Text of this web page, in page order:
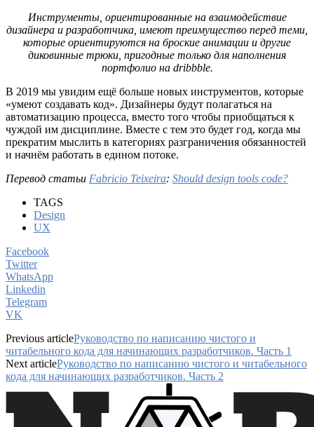
Инструменты, ориентированные на взаимодействие
дизайнера и разработчика, имеют преимущество перед теми,
которые ориентируются на броские анимации и другие
диковинные трюки, пригодные только для наполнения
портфолио на dribbble.
В 2019 мы увидим ещё больше новых инструментов, которые
«умеют создавать код». Дизайнеры будут полагаться на
автоматизацию процесса, вместо того чтобы приобщаться к
чуждой им дисциплине. Вместе с тем это будет год, когда мы
прекратим мыслить в категориях разграничения обязанностей
и начнём работать в едином потоке.
Перевод статьи Fabricio Teixeira: Should design tools code?
TAGS
Design
UX
Facebook
Twitter
WhatsApp
Linkedin
Telegram
VK
Previous articleРуководство по написанию чистого и
читабельного кода для начинающих разработчиков. Часть 1
Next articleРуководство по написанию чистого и читабельного
кода для начинающих разработчиков. Часть 2